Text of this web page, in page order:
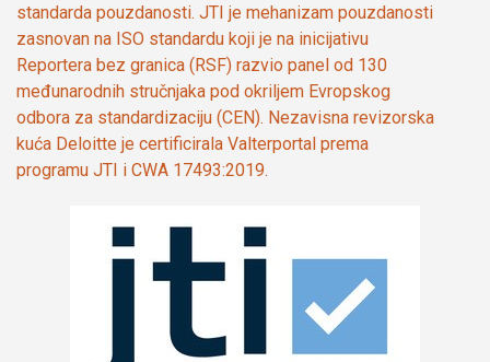
standarda pouzdanosti. JTI je mehanizam pouzdanosti
zasnovan na ISO standardu koji je na inicijativu
Reportera bez granica (RSF) razvio panel od 130
međunarodnih stručnjaka pod okriljem Evropskog
odbora za standardizaciju (CEN). Nezavisna revizorska
kuća Deloitte je certificirala Valterportal prema
programu JTI i CWA 17493:2019.